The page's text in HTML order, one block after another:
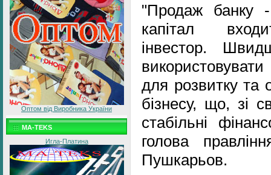
Оптом від Виробника України
MA-TEKS
Игла-Платина
"Продаж банку
капітал
інвестор.
для розвитку та
бізнесу, що, зі
стабільні
голова
Пушкарьов.